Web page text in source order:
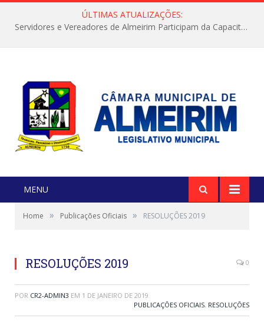
ÚLTIMAS ATUALIZAÇÕES:
Servidores e Vereadores de Almeirim Participam da Capacitação “Orientar é a Nossa Missão”
MENU
Home » Publicações Oficiais » RESOLUÇÕES 2019
RESOLUÇÕES 2019 0
POR CR2-ADMIN3 EM 1 DE JANEIRO DE 2019
PUBLICAÇÕES OFICIAIS, RESOLUÇÕES